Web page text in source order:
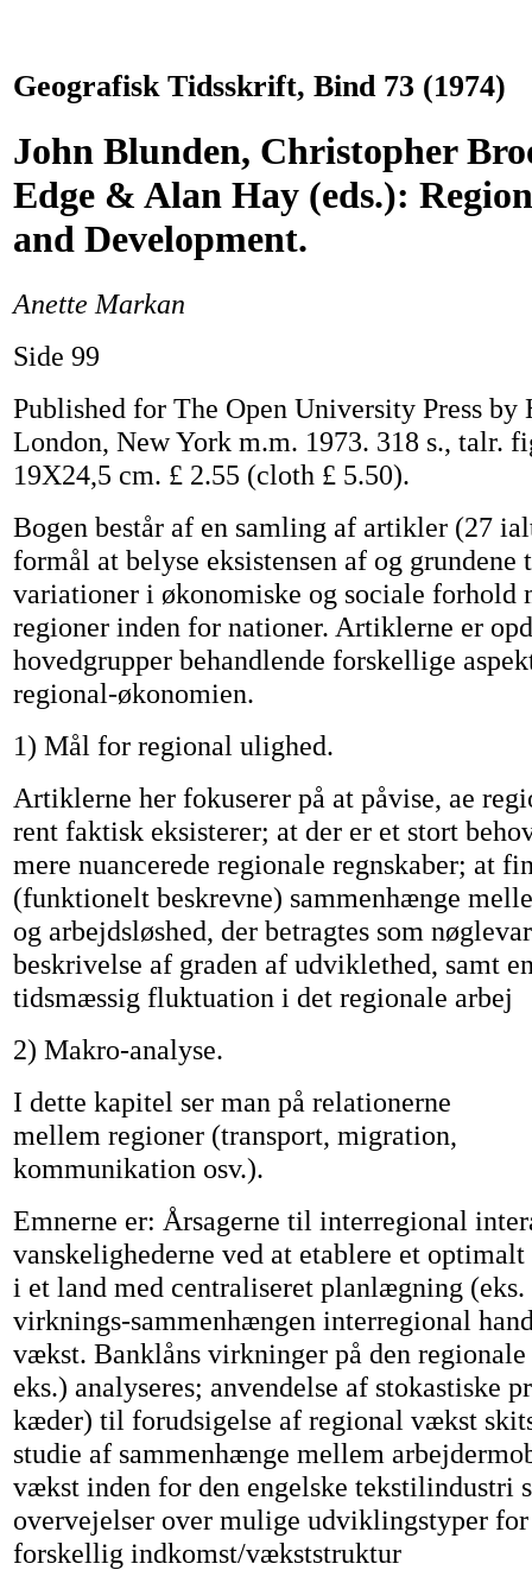
Geografisk Tidsskrift, Bind 73 (1974)
John Blunden, Christopher
Edge & Alan Hay (eds.):
and Development.
Anette Markan
Side 99
Published for The Open University Press by
London, New York m.m. 1973. 318 s., talr.
19X24,5 cm. £ 2.55 (cloth £ 5.50).
Bogen består af en samling af artikler (27
formål at belyse eksistensen af og grundene
variationer i økonomiske og sociale forhold
regioner inden for nationer. Artiklerne er
hovedgrupper behandlende forskellige
regional-økonomien.
1) Mål for regional ulighed.
Artiklerne her fokuserer på at påvise, ae
rent faktisk eksisterer; at der er et stort
mere nuancerede regionale regnskaber; at
(funktionelt beskrevne) sammenhænge
og arbejdsløshed, der betragtes som
beskrivelse af graden af udviklethed, samt
tidsmæssig fluktuation i det regionale arbej
2) Makro-analyse.
I dette kapitel ser man på relationerne
mellem regioner (transport, migration,
kommunikation osv.).
Emnerne er: Årsagerne til interregional
vanskelighederne ved at etablere et
i et land med centraliseret planlægning (eks.
virknings-sammenhængen interregional
vækst. Banklåns virkninger på den
eks.) analyseres; anvendelse af stokastiske
kæder) til forudsigelse af regional vækst
studie af sammenhænge mellem
vækst inden for den engelske tekstilindustri
overvejelser over mulige udviklingstyper
forskellig indkomst/vækststruktur